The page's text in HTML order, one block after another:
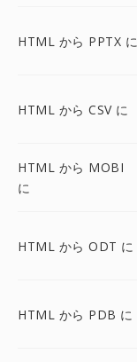
HTML から PPTX に
HTML から CSV に
HTML から MOBI
に
HTML から ODT に
HTML から PDB に